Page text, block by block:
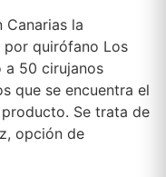
Canarias la
por quirófano Los
a 50 cirujanos
que se encuentra el
Se trata de
opción de